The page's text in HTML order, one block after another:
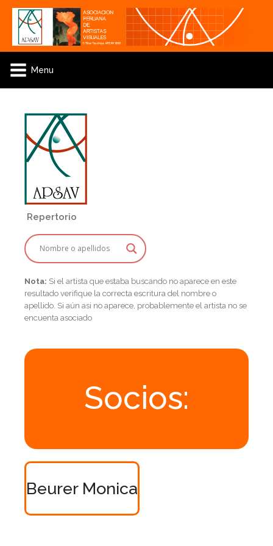
Menu
Repertorio
Nota: Si el artista que estaba buscando no aparece en este
resultado verifique la correcta escritura del nombre o
apellido. Si aún asi no aparece, probablemente el artista no se
encuenta asociado
Socios:
Beurer Monica